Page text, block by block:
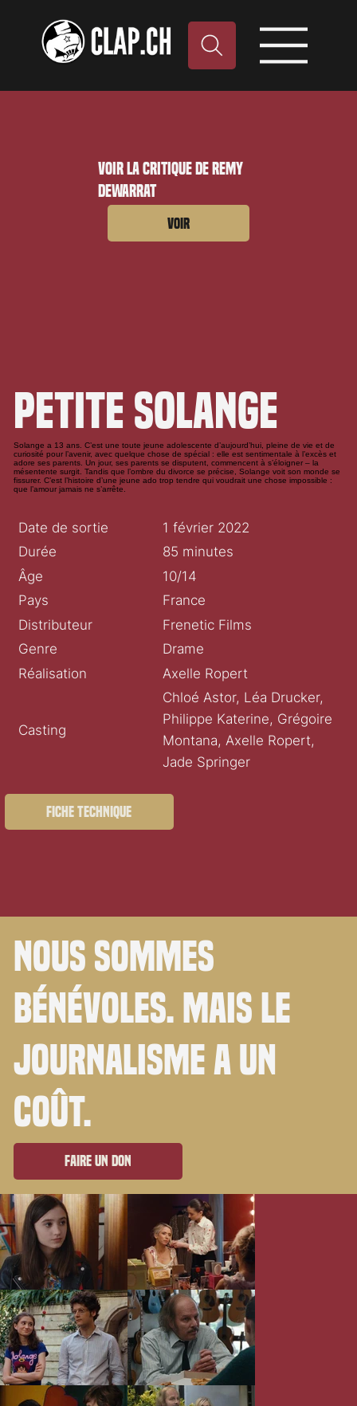
Voir la critique de Remy
Dewarrat
Voir
Petite Solange
Solange a 13 ans. C’est une toute jeune adolescente d’aujourd’hui, pleine de vie et de
curiosité pour l’avenir, avec quelque chose de spécial : elle est sentimentale à l’excès et
adore ses parents. Un jour, ses parents se disputent, commencent à s’éloigner – la
mésentente surgit. Tandis que l’ombre du divorce se précise, Solange voit son monde se
fissurer. C’est l’histoire d’une jeune ado trop tendre qui voudrait une chose impossible :
que l’amour jamais ne s’arrête.
Date de sortie
1 février 2022
Durée
85 minutes
Âge
10/14
Pays
France
Distributeur
Frenetic Films
Genre
Drame
Réalisation
Axelle Ropert
Casting
Chloé Astor, Léa Drucker,
Philippe Katerine, Grégoire
Montana, Axelle Ropert,
Jade Springer
Fiche technique
Nous sommes
bénévoles. Mais le
journalisme a un
coût.
Faire un don